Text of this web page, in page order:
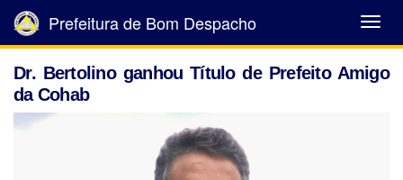
Abrir
Menu
Prefeitura de Bom Despacho
Dr. Bertolino ganhou Título de Prefeito Amigo
da Cohab